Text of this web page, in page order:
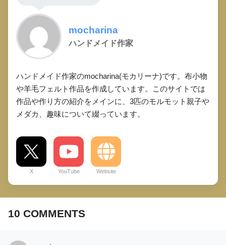
mocharina
ハンドメイド作家
ハンドメイド作家のmocharina(モカリーナ)です。布小物
や羊毛フェルト作品を作成しています。このサイトでは
作品や作り方の紹介をメインに、3匹のモルモット親子や
メダカ、趣味について綴っています。
X YouTube Website
10 COMMENTS